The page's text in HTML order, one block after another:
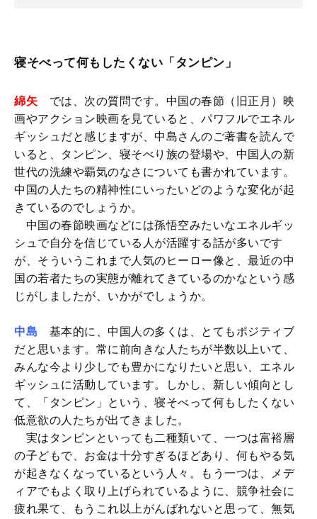
寝そべって何もしたくない「タンピン」
綿矢 では、次の質問です。中国の春節（旧正月）映
画やアクション映画を見ていると、パワフルでエネル
ギッシュだと感じますが、中島さんのご著書を読んで
いると、タンピン、寝そべり族の登場や、中国人の新
世代の洗練や覇気のなさについても書かれています。
中国の人たちの精神性にいったいどのような変化が起
きているのでしょうか。
中国の春節映画などには孫悟空みたいなエネルギッ
シュで自分を信じている人が活躍する話が多いです
が、そういうこれまで人気のヒーロー像と、最近の中
国の若者たちの実態が離れてきているのかなという感
じがしましたが、いかがでしょうか。
中島 基本的に、中国人の多くは、とてもポジティブ
だと思います。常に前向きな人たちが半数以上いて、
みんな今より少しでも豊かになりたいと思い、エネル
ギッシュに活動しています。しかし、新しい傾向とし
て、「タンピン」という、寝そべって何もしたくない
低意欲の人たちが出てきました。
実はタンピンといっても二種類いて、一つは富裕層
の子どもで、お金は十分すぎるほどあり、何もやる気
が起きなくなっているという人々。もう一つは、メデ
ィアでもよく取り上げられているように、競争社会に
疲れ果て、もうこれ以上がんばれないと思って、無気